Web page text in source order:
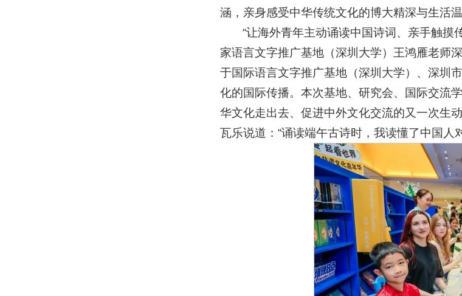
涵，亲身感受中华传统文化的博大精深与生活
“让海外青年主动诵读中国诗词、亲手触摸
家语言文字推广基地（深圳大学）王鸿雁老师
于国际语言文字推广基地（深圳大学）、深圳
化的国际传播。本次基地、研究会、国际交流
华文化走出去、促进中外文化交流的又一次生
瓦乐说道：“诵读端午古诗时，我读懂了中国